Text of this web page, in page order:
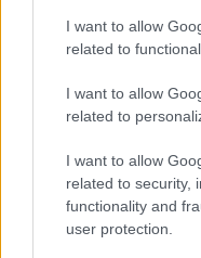
I want to allow
related to
I want to allow
related to
I want to allow
related to security,
functionality and
user protection.